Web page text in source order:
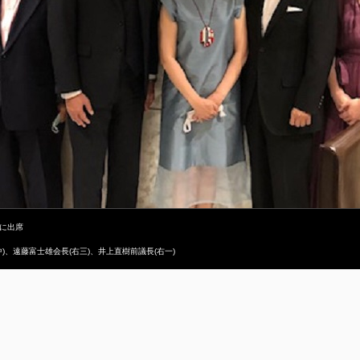
出席
遠藤富士雄会長(右三)、井上直樹前議長(右一)